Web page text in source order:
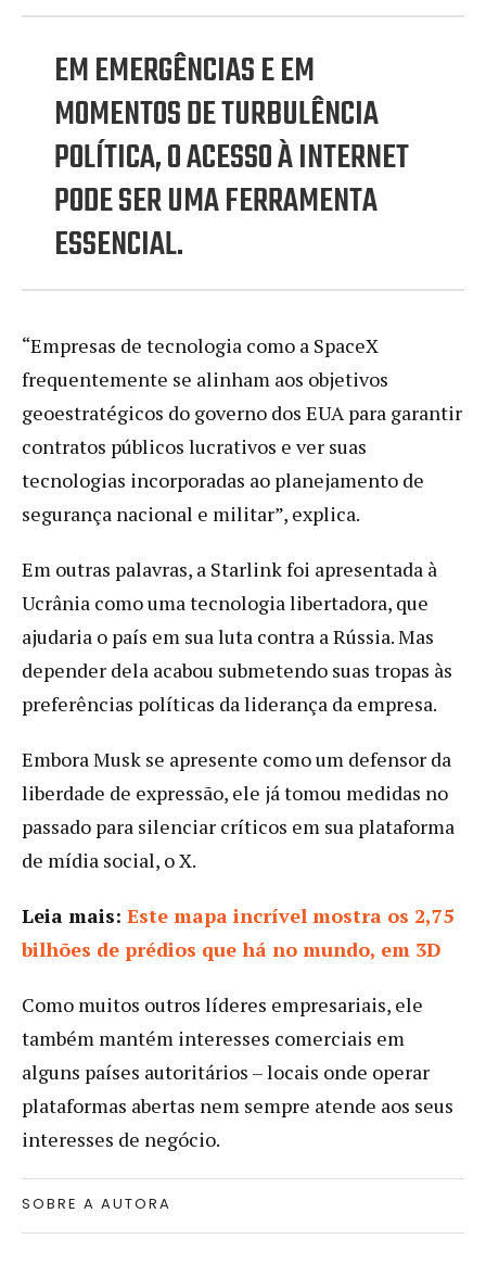
EM EMERGÊNCIAS E EM
MOMENTOS DE TURBULÊNCIA
POLÍTICA, O ACESSO À INTERNET
PODE SER UMA FERRAMENTA
ESSENCIAL.
“Empresas de tecnologia como a SpaceX
frequentemente se alinham aos objetivos
geoestratégicos do governo dos EUA para garantir
contratos públicos lucrativos e ver suas
tecnologias incorporadas ao planejamento de
segurança nacional e militar”, explica.
Em outras palavras, a Starlink foi apresentada à
Ucrânia como uma tecnologia libertadora, que
ajudaria o país em sua luta contra a Rússia. Mas
depender dela acabou submetendo suas tropas às
preferências políticas da liderança da empresa.
Embora Musk se apresente como um defensor da
liberdade de expressão, ele já tomou medidas no
passado para silenciar críticos em sua plataforma
de mídia social, o X.
Leia mais: Este mapa incrível mostra os 2,75
bilhões de prédios que há no mundo, em 3D
Como muitos outros líderes empresariais, ele
também mantém interesses comerciais em
alguns países autoritários – locais onde operar
plataformas abertas nem sempre atende aos seus
interesses de negócio.
SOBRE A AUTORA